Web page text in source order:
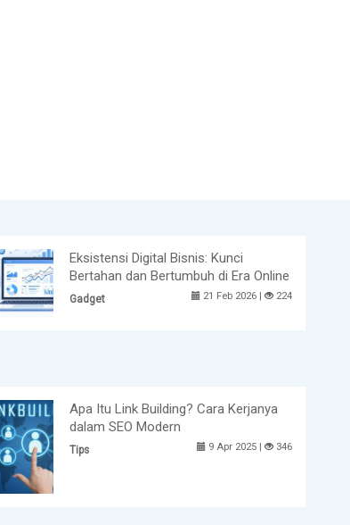
Eksistensi Digital Bisnis: Kunci
Bertahan dan Bertumbuh di Era Online
Gadget 21 Feb 2026 | 224
Apa Itu Link Building? Cara Kerjanya
dalam SEO Modern
Tips 9 Apr 2025 | 346